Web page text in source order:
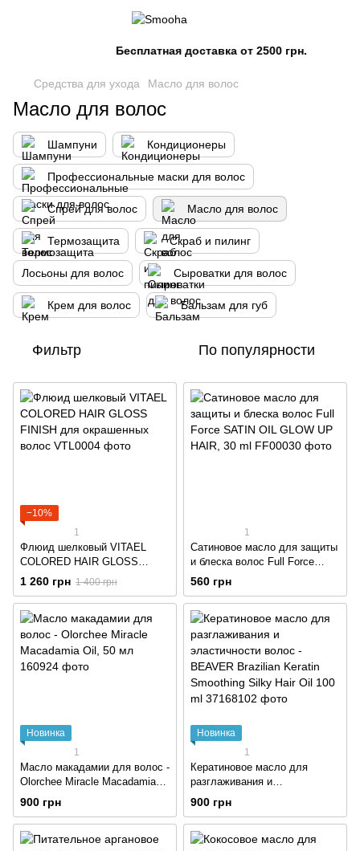
Бесплатная доставка от 2500 грн.
Средства для ухода Масло для волос
Масло для волос
Шампуни Кондиционеры
Профессиональные маски для волос
Спрей для волос Масло для волос
Термозащита Скраб и пилинг
Лосьоны для волос Сыроватки для волос
Крем для волос Бальзам для губ
Фильтр По популярности
−10%
1
Флюид шелковый VITAEL
COLORED HAIR GLOSS
FINISH для окрашенных
1 260 грн 1 400 грн
1
Сатиновое масло для защиты
и блеска волос Full Force
SATIN OIL GLOW UP HAIR, 30
560 грн
Новинка
1
Масло макадамии для волос -
Olorchee Miracle Macadamia
Oil, 50 мл
900 грн
Новинка
1
Кератиновое масло для
разглаживания и
эластичности волос -
BEAVER Brazilian Keratin
Smoothing Silky Hair Oil 100 ml
900 грн